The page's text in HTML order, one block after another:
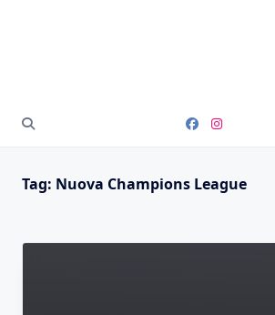
Tag: Nuova Champions League